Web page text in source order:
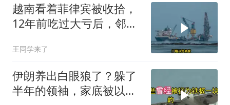
越南看着菲律宾被收拾，
12年前吃过大亏后，邻国
王同学来了
伊朗养出白眼狼了？躲了
半年的领袖，家底被以色